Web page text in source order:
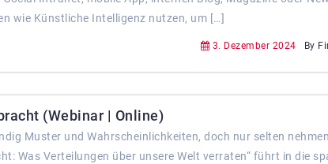
wie Künstliche Intelligenz nutzen, um […]
3. Dezember 2024 By
(Webinar | Online)
Muster und Wahrscheinlichkeiten, doch nur selten
Was Verteilungen über unsere Welt verraten“ führt in die